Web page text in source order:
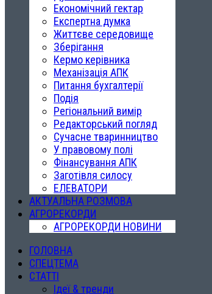
Економічний гектар
Експертна думка
Життєве середовище
Зберігання
Кермо керівника
Механізація АПК
Питання бухгалтерії
Подія
Регіональний вимір
Редакторський погляд
Сучасне тваринництво
У правовому полі
Фінансування АПК
Заготівля силосу
ЕЛЕВАТОРИ
АКТУАЛЬНА РОЗМОВА
АГРОРЕКОРДИ
АГРОРЕКОРДИ НОВИНИ
ГОЛОВНА
СПЕЦТЕМА
СТАТТІ
Ідеї & тренди